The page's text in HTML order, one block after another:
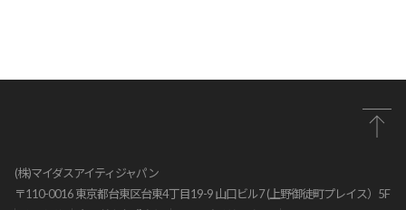
(株)マイダスアイティジャパン
〒110-0016 東京都台東区台東4丁目19-9 山口ビル7 (上野御徒町プレイス）5F